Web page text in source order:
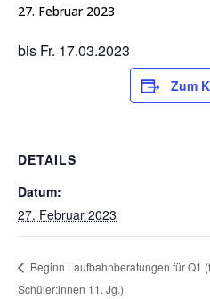
27. Februar 2023
bis Fr. 17.03.2023
Zum
DETAILS
Datum:
27. Februar 2023
Beginn Laufbahnberatungen für Q1
Schüler:innen 11. Jg.)